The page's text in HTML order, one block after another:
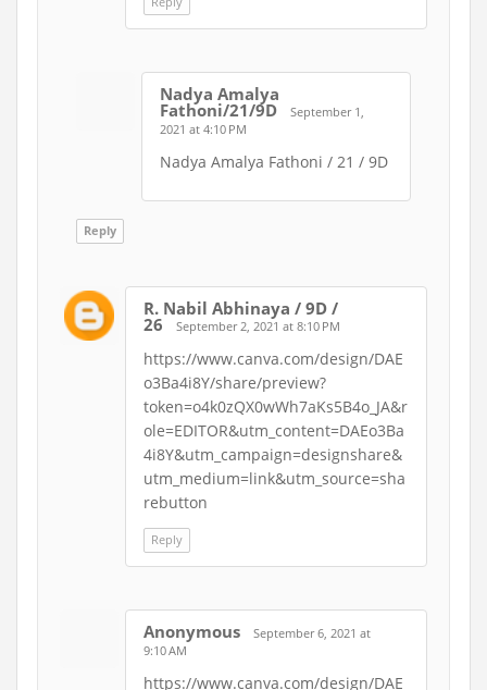
Nadya Amalya
Fathoni/21/9D
September 1,
2021 at 4:10 PM
Nadya Amalya Fathoni / 21 / 9D
Reply
R. Nabil Abhinaya / 9D /
26 September 2, 2021 at 8:10 PM
https://www.canva.com/design/DAE
o3Ba4i8Y/share/preview?
token=o4k0zQX0wWh7aKs5B4o_JA&r
ole=EDITOR&utm_content=DAEo3Ba
4i8Y&utm_campaign=designshare&
utm_medium=link&utm_source=sha
rebutton
Reply
Anonymous
September 6, 2021 at
9:10 AM
https://www.canva.com/design/DAE